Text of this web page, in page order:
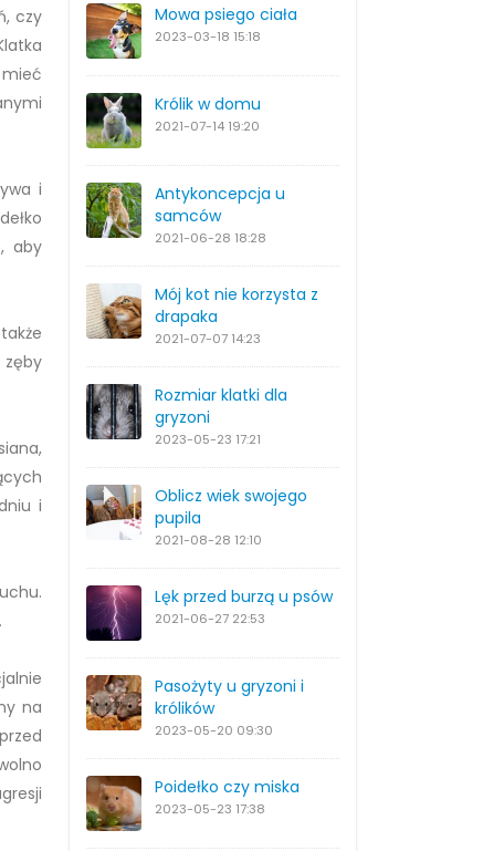
Mowa psiego ciała
2023-03-18 15:18
Królik w domu
2021-07-14 19:20
Antykoncepcja u
samców
2021-06-28 18:28
Mój kot nie korzysta z
drapaka
2021-07-07 14:23
Rozmiar klatki dla
gryzoni
2023-05-23 17:21
Oblicz wiek swojego
pupila
2021-08-28 12:10
Lęk przed burzą u psów
2021-06-27 22:53
Pasożyty u gryzoni i
królików
2023-05-20 09:30
Poidełko czy miska
2023-05-23 17:38
czy
i
aby
zęby
i
na